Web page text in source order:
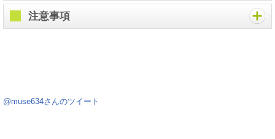
注意事項
@muse634さんのツイート